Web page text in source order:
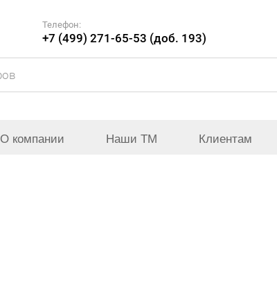
Телефон:
+7 (499) 271-65-53 (доб. 193)
О компании Наши ТМ Клиентам